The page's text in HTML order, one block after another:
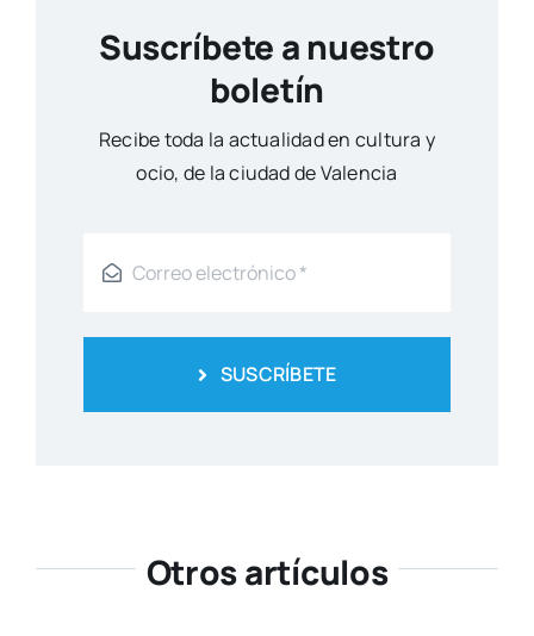
Suscríbete a nuestro
boletín
Reci­be toda la actua­li­dad en cul­tu­ra y
ocio, de la ciu­dad de Valen­cia
SUSCRÍBETE
Otros artículos